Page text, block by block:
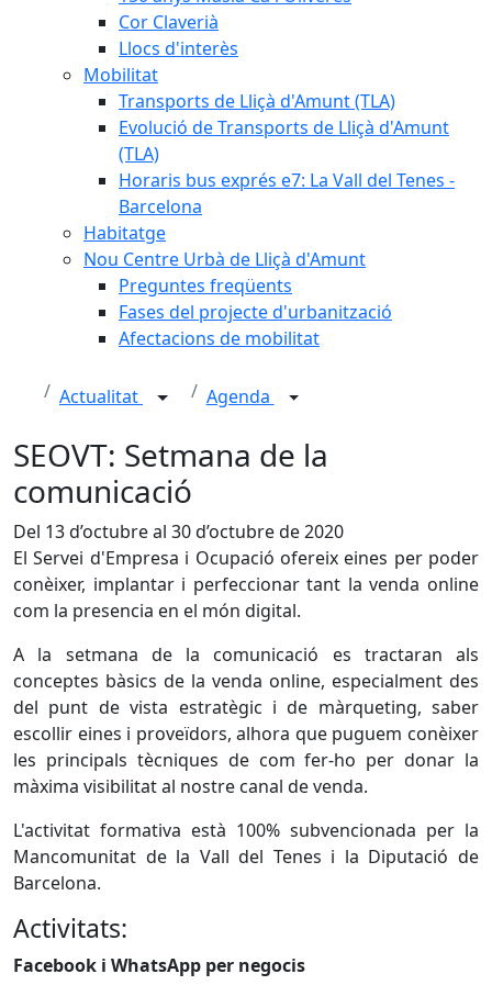
Cor Claverià
Llocs d'interès
Mobilitat
Transports de Lliçà d'Amunt (TLA)
Evolució de Transports de Lliçà d'Amunt
(TLA)
Horaris bus exprés e7: La Vall del Tenes -
Barcelona
Habitatge
Nou Centre Urbà de Lliçà d'Amunt
Preguntes freqüents
Fases del projecte d'urbanització
Afectacions de mobilitat
Actualitat Agenda
SEOVT: Setmana de la
comunicació
Del 13 d’octubre al 30 d’octubre de 2020
El Servei d'Empresa i Ocupació ofereix eines per poder
conèixer, implantar i perfeccionar tant la venda online
com la presencia en el món digital.
A la setmana de la comunicació es tractaran als
conceptes bàsics de la venda online, especialment des
del punt de vista estratègic i de màrqueting, saber
escollir eines i proveïdors, alhora que puguem conèixer
les principals tècniques de com fer-ho per donar la
màxima visibilitat al nostre canal de venda.
L'activitat formativa està 100% subvencionada per la
Mancomunitat de la Vall del Tenes i la Diputació de
Barcelona.
Activitats:
Facebook i WhatsApp per negocis